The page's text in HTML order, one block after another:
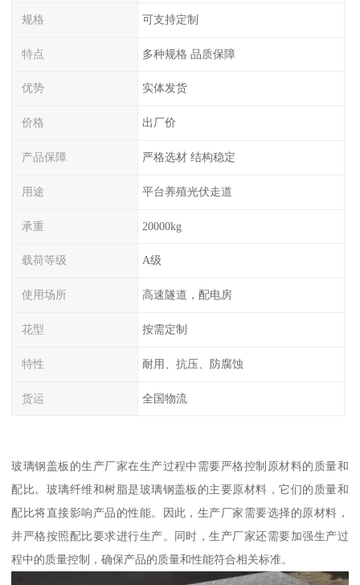
规格 可支持定制
特点 多种规格 品质保障
优势 实体发货
价格 出厂价
产品保障 严格选材 结构稳定
用途 平台养殖光伏走道
承重 20000kg
载荷等级 A级
使用场所 高速隧道，配电房
花型 按需定制
特性 耐用、抗压、防腐蚀
货运 全国物流
玻璃钢盖板的生产厂家在生产过程中需要严格控制原材料的质量和
配比。玻璃纤维和树脂是玻璃钢盖板的主要原材料，它们的质量和
配比将直接影响产品的性能。因此，生产厂家需要选择的原材料，
并严格按照配比要求进行生产。同时，生产厂家还需要加强生产过
程中的质量控制，确保产品的质量和性能符合相关标准。